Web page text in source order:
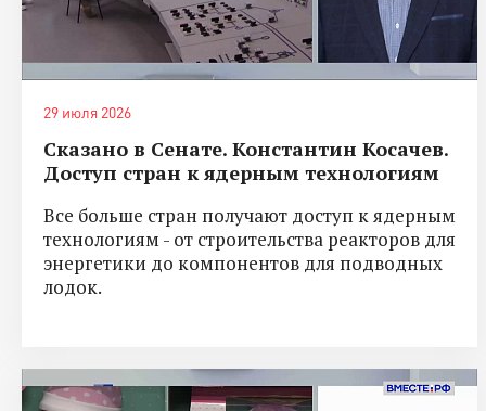
29 июля 2026
Сказано в Сенате. Константин Косачев.
Доступ стран к ядерным технологиям
Все больше стран получают доступ к ядерным
технологиям - от строительства реакторов для
энергетики до компонентов для подводных
лодок.